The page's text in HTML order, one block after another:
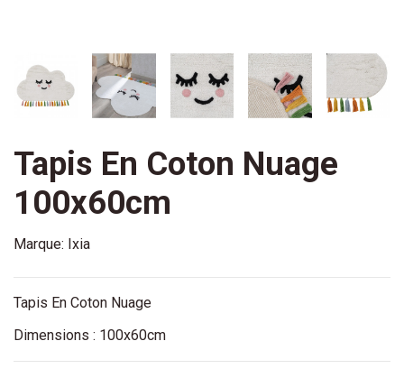
Tapis En Coton Nuage
100x60cm
Marque: Ixia
Tapis En Coton Nuage
Dimensions : 100x60cm